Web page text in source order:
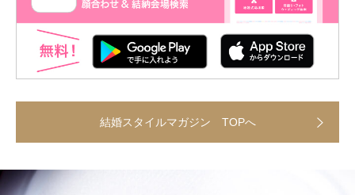
結婚スタイルマガジン TOPへ